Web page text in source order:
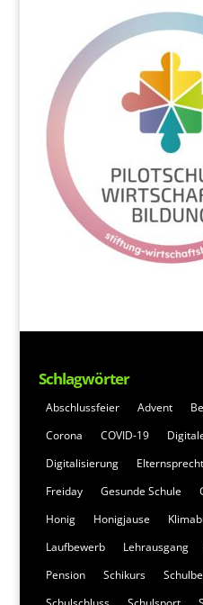
Schlagwörter
Abschlussfeier Advent
Corona
COVID-19
Digitalisierung
Freiday
Gesunde Schule
Honig
Honigjause
Laufbewerb
Lehrausgang
Pension
Schikurs